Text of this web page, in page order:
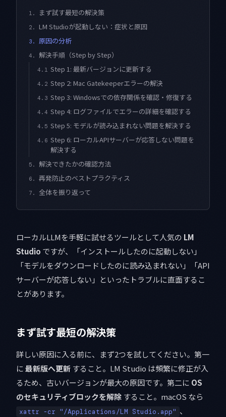
1. まず試す最短の解決策
2. LM Studioが起動しない：症状と原因
3. 原因の分析
4. 解決手順（Step by Step）
4.1 Step 1: 最新バージョンに更新する
4.2 Step 2: Mac Gatekeeperエラーの解決
4.3 Step 3: Windowsでの依存関係を確認・修復する
4.4 Step 4: ログファイルでエラーの詳細を確認する
4.5 Step 5: モデルが読み込まれない問題を解決する
4.6 Step 6: ローカルAPIサーバーが応答しない問題を
解決する
5. 解決できたかの確認方法
6. 再発防止のベストプラクティス
7. 全体を振り返って
ローカルLLMを手軽に試せるツールとして人気の LM
Studio ですが、「インストールしたのに起動しない」
「モデルをダウンロードしたのに読み込まれない」「API
サーバーが応答しない」といったトラブルに直面するこ
とがあります。
まず試す最短の解決策
詳しい原因に入る前に、まず2つを試してください。第一
に最新版へ更新 すること。LM Studio は頻繁に修正が入
るため、古いバージョンが最大の原因です。第二に OS
のセキュリティブロックを解除 すること。macOS なら
xattr -cr "/Applications/LM Studio.app" 、